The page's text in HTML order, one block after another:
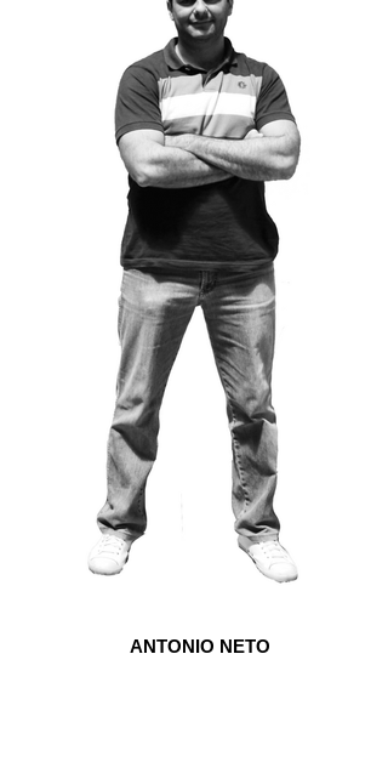
ANTONIO NETO